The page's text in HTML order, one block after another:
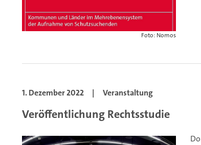
Foto: Nomos
1. Dezember 2022 | Veranstaltung
Veröffentlichung Rechtsstudie